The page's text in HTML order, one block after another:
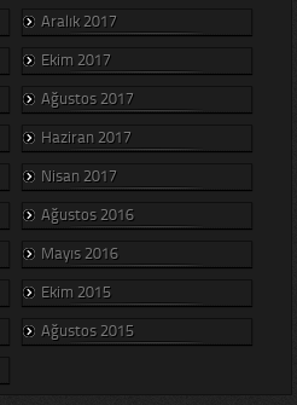
Aralık 2017
Ekim 2017
Ağustos 2017
Haziran 2017
Nisan 2017
Ağustos 2016
Mayıs 2016
Ekim 2015
Ağustos 2015